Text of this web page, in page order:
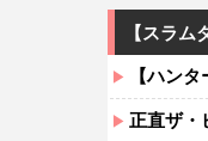
【スラ
【ハン
正直ザ・